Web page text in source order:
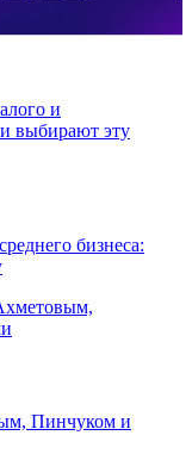
бизнеса:
Пинчуком и